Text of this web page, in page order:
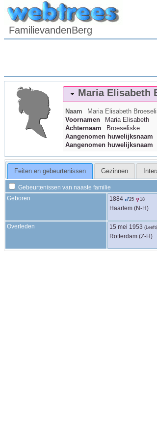
FamilievandenBerg
Maria Elisabeth
Naam Maria Elisabeth
Voornamen
Maria Elisabeth
Achternaam
Broeseliske
Aangenomen huwelijksnaam
Aangenomen huwelijksnaam
Feiten en gebeurtenissen Gezinnen
Gebeurtenissen van naaste familie
Geboren
1884 25 18
Haarlem (N-H)
Overleden 15 mei 1953
Rotterdam (Z-H)